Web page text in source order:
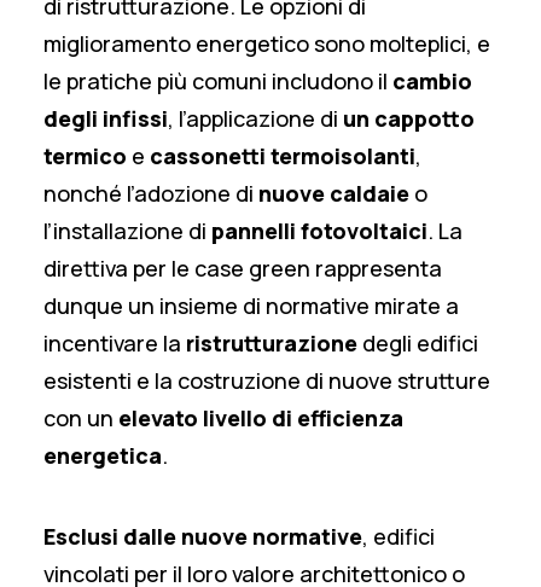
di ristrutturazione. Le opzioni di
miglioramento energetico sono molteplici, e
le pratiche più comuni includono il cambio
degli infissi, l’applicazione di un cappotto
termico e cassonetti termoisolanti,
nonché l’adozione di nuove caldaie o
l’installazione di pannelli fotovoltaici. La
direttiva per le case green rappresenta
dunque un insieme di normative mirate a
incentivare la ristrutturazione degli edifici
esistenti e la costruzione di nuove strutture
con un elevato livello di efficienza
energetica.
Esclusi dalle nuove normative, edifici
vincolati per il loro valore architettonico o